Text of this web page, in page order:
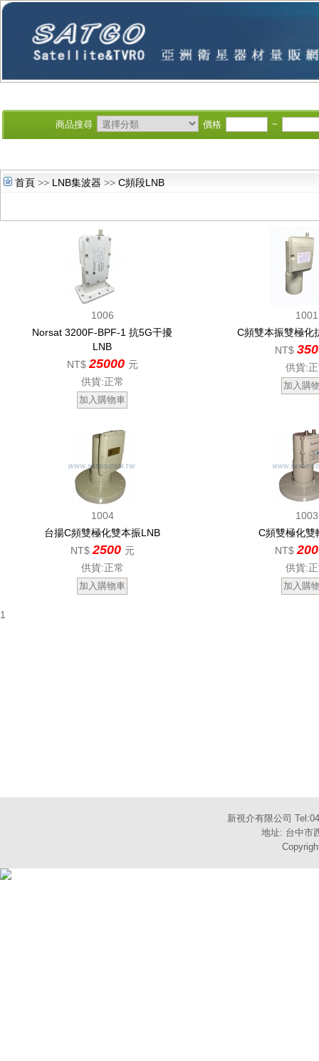
商品搜尋 價格 ~
首頁 >> LNB集波器 >> C頻段LNB
1006
Norsat 3200F-BPF-1 抗5G干擾
LNB
NT$ 25000 元
供貨:正常
1001
C頻雙本振雙極化
NT$
供貨:
1004
台揚C頻雙極化雙本振LNB
NT$ 2500 元
供貨:正常
1003
C頻雙極化雙
NT$
供貨:
1
新視介有限公司
地址: 台中市